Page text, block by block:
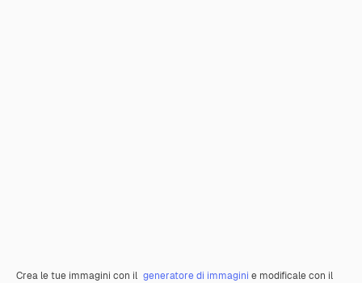
Crea le tue immagini con il generatore di immagini e modificale con il